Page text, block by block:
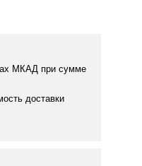
МКАД при сумме
доставки